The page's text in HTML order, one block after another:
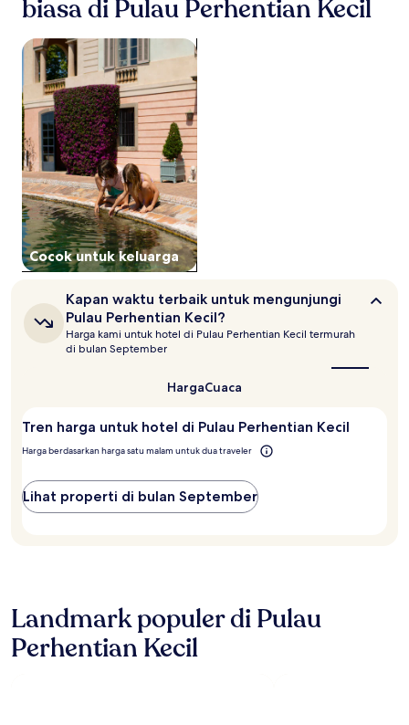
berdasarkan
1
malam
untuk
2
tamu
dewasa.
Harga
dan
ketersediaan
dapat
berubah
sewaktu-
waktu.
Ketentuan
mungkin
berlaku.
biasa di Pulau Perhentian Kecil
Cocok untuk keluarga
cari properti yang cocok untuk keluarga
Kapan
waktu
terbaik
untuk
mengunjungi
Kapan waktu terbaik untuk mengunjungi
Pulau Perhentian Kecil?
Harga kami untuk hotel di Pulau Perhentian Kecil termurah
di bulan September
HargaCuaca
Tren harga untuk hotel di Pulau Perhentian Kecil
Harga berdasarkan harga satu malam untuk dua traveler
Lihat properti di bulan September
Landmark populer di Pulau
Perhentian Kecil